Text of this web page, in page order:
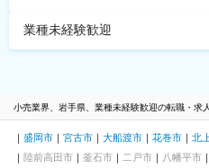
業種未経験歓迎
小売業界、岩手県、業種未経験歓迎の転職・求
盛岡市 宮古市 大船渡市 花巻市 北
陸前高田市
釜石市 二戸市 八幡平市